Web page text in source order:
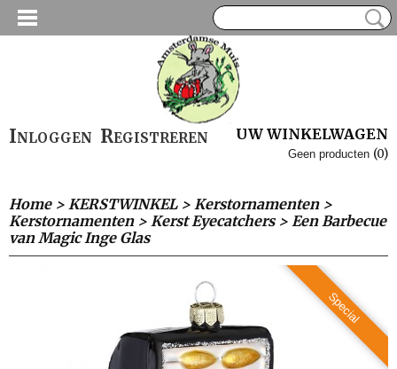
Inloggen Registreren UW WINKELWAGEN
Geen producten (0)
Home> KERSTWINKEL> Kerstornamenten>
Kerstornamenten> Kerst Eyecatchers> Een Barbecue
van Magic Inge Glas
Special